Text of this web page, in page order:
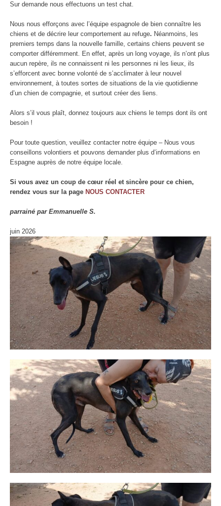
Sur demande nous effectuons un test chat.
Nous nous efforçons avec l’équipe espagnole de bien connaître les
chiens et de décrire leur comportement au refuge. Néanmoins, les
premiers temps dans la nouvelle famille, certains chiens peuvent se
comporter différemment. En effet, après un long voyage, ils n’ont plus
aucun repère, ils ne connaissent ni les personnes ni les lieux, ils
s’efforcent avec bonne volonté de s’acclimater à leur nouvel
environnement, à toutes sortes de situations de la vie quotidienne
d’un chien de compagnie, et surtout créer des liens.
Alors s’il vous plaît, donnez toujours aux chiens le temps dont ils ont
besoin !
Pour toute question, veuillez contacter notre équipe – Nous vous
conseillons volontiers et pouvons demander plus d’informations en
Espagne auprès de notre équipe locale.
Si vous avez un coup de cœur réel et sincère pour ce chien,
rendez vous sur la page NOUS CONTACTER
parrainé par Emmanuelle S.
juin 2026